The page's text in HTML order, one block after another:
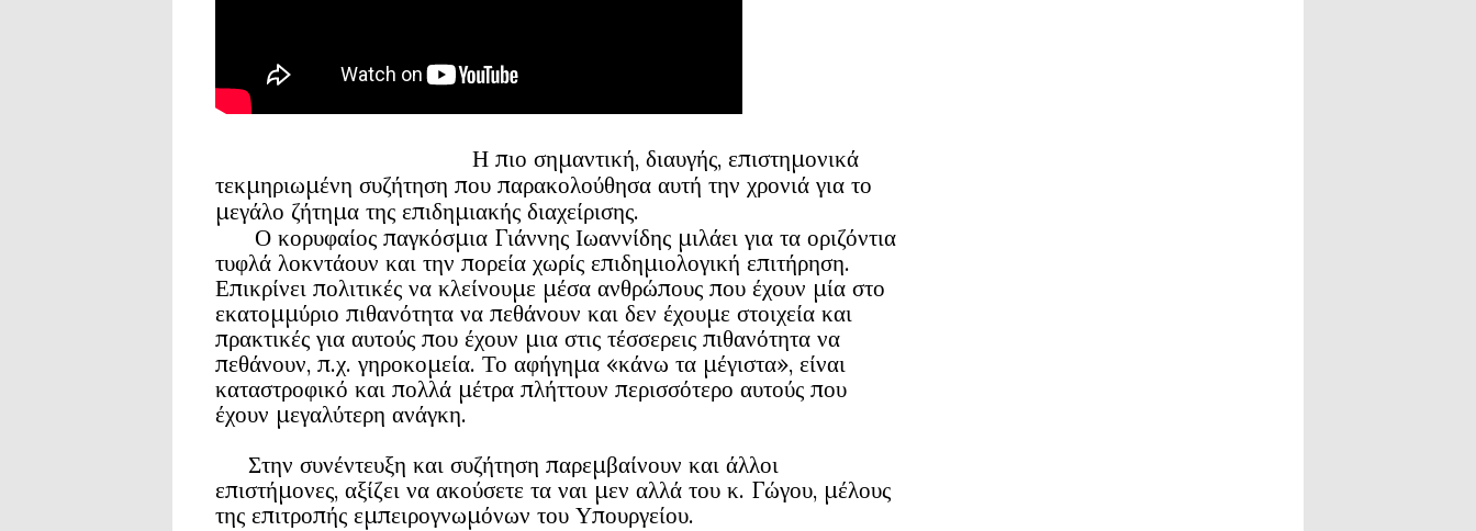
Η πιο σημαντική, διαυγής, επιστημονικά
τεκμηριωμένη συζήτηση που παρακολούθησα αυτή την χρονιά για το
μεγάλο ζήτημα της επιδημιακής διαχείρισης.
Ο κορυφαίος παγκόσμια Γιάννης Ιωαννίδης μιλάει για τα οριζόντια
τυφλά λοκντάουν και την πορεία χωρίς επιδημιολογική επιτήρηση.
Επικρίνει πολιτικές να κλείνουμε μέσα ανθρώπους που έχουν μία στο
εκατομμύριο πιθανότητα να πεθάνουν και δεν έχουμε στοιχεία και
πρακτικές για αυτούς που έχουν μια στις τέσσερεις πιθανότητα να
πεθάνουν, π.χ. γηροκομεία. Το αφήγημα «κάνω τα μέγιστα», είναι
καταστροφικό και πολλά μέτρα πλήττουν περισσότερο αυτούς που
έχουν μεγαλύτερη ανάγκη.
Στην συνέντευξη και συζήτηση παρεμβαίνουν και άλλοι
επιστήμονες, αξίζει να ακούσετε τα ναι μεν αλλά του κ. Γώγου, μέλους
της επιτροπής εμπειρογνωμόνων του Υπουργείου.